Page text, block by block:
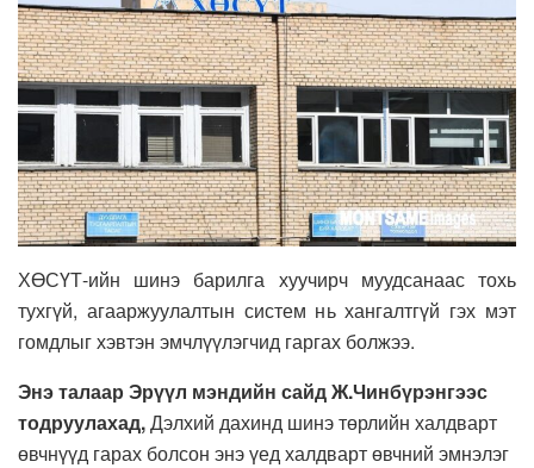
ХӨСҮТ-ийн шинэ барилга хуучирч муудсанаас тохь
тухгүй, агааржуулалтын систем нь хангалтгүй гэх мэт
гомдлыг хэвтэн эмчлүүлэгчид гаргах болжээ.
Энэ талаар Эрүүл мэндийн сайд Ж.Чинбүрэнгээс
тодруулахад,Дэлхий дахинд шинэ төрлийн халдварт
өвчнүүд гарах болсон энэ үед халдварт өвчний эмнэлэг